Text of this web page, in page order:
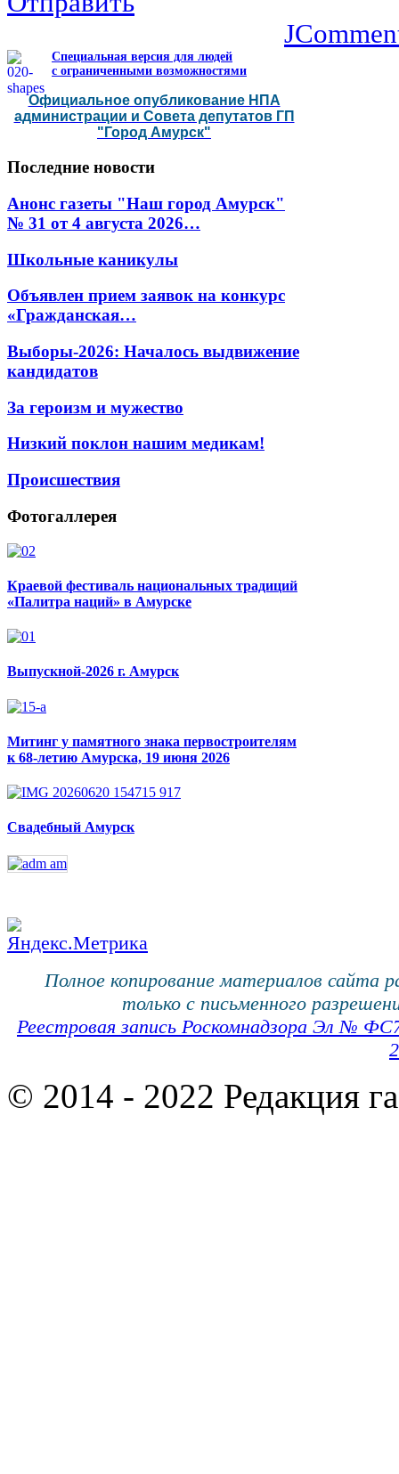
Специальная версия для людей
с ограниченными возможностями
Официальное опубликование НПА
администрации и Совета депутатов ГП
"Город Амурск"
Последние новости
Анонс газеты "Наш город Амурск"
№ 31 от 4 августа 2026…
Школьные каникулы
Объявлен прием заявок на конкурс
«Гражданская…
Выборы-2026: Началось выдвижение
кандидатов
За героизм и мужество
Низкий поклон нашим медикам!
Происшествия
Фотогаллерея
Краевой фестиваль национальных традиций
«Палитра наций» в Амурске
Выпускной-2026 г. Амурск
Митинг у памятного знака первостроителям
к 68-летию Амурска, 19 июня 2026
Свадебный Амурск
Полное копирование материалов сайта
только с письменного
Реестровая запись Роскомнадзора Эл №
© 2014 - 2022 Редакция